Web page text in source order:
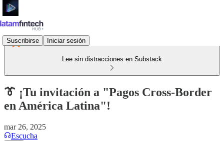
Suscribirse Iniciar sesión
Lee sin distracciones en Substack
👔 ¡Tu invitación a "Pagos Cross-Border
en América Latina"!
mar 26, 2025
Escucha